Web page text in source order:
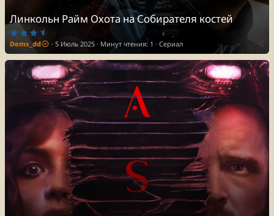
Линкольн Райм Охота на Собирателя костей
7
5
з
в
ё
з
д
Dems_dd 5 Июль 2025 Минут чтения: 1 Сериал